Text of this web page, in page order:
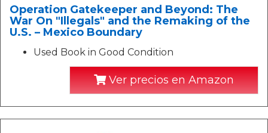
Operation Gatekeeper and Beyond: The
War On "Illegals" and the Remaking of the
U.S. – Mexico Boundary
Used Book in Good Condition
Ver precios en Amazon